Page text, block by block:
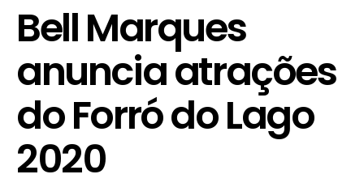
Bell Marques
anuncia atrações
do Forró do Lago
2020